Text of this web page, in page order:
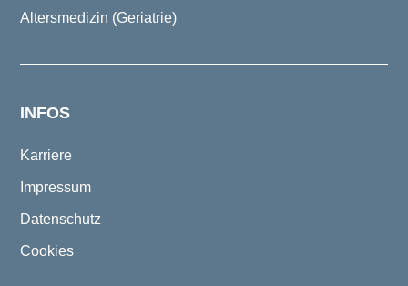
Altersmedizin (Geriatrie)
INFOS
Karriere
Impressum
Datenschutz
Cookies